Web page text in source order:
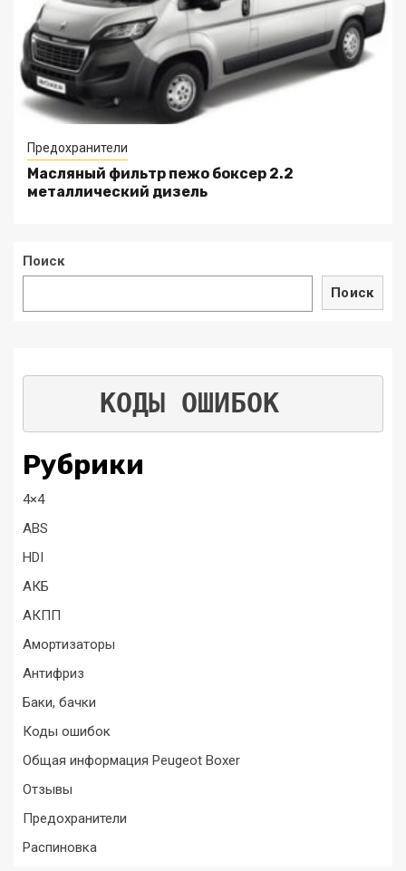
Предохранители
Масляный фильтр пежо боксер 2.2
металлический дизель
Поиск
Поиск
КОДЫ ОШИБОК
Рубрики
4×4
ABS
HDI
АКБ
АКПП
Амортизаторы
Антифриз
Баки, бачки
Коды ошибок
Общая информация Peugeot Boxer
Отзывы
Предохранители
Распиновка